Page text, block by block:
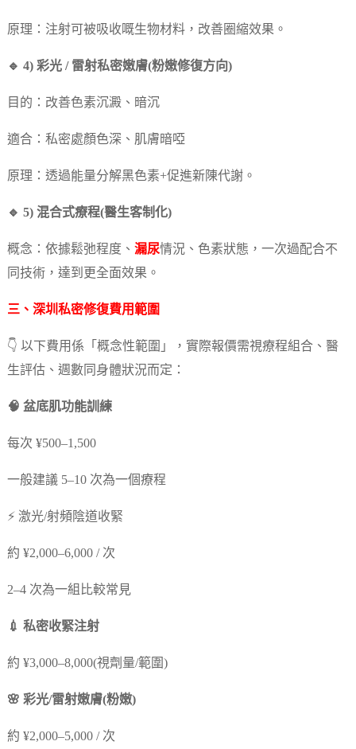
原理：注射可被吸收嘅生物材料，改善圈縮效果。
🔹 4) 彩光 / 雷射私密嫩膚(粉嫩修復方向)
目的：改善色素沉澱、暗沉
適合：私密處顏色深、肌膚暗啞
原理：透過能量分解黑色素+促進新陳代謝。
🔹 5) 混合式療程(醫生客制化)
概念：依據鬆弛程度、 漏尿情況、色素狀態，一次過配合不
同技術，達到更全面效果。
三、深圳私密修復費用範圍
👇 以下費用係「概念性範圍」，實際報價需視療程組合、醫
生評估、週數同身體狀況而定：
🧠 盆底肌功能訓練
每次 ¥500–1,500
一般建議 5–10 次為一個療程
⚡ 激光/射頻陰道收緊
約 ¥2,000–6,000 / 次
2–4 次為一組比較常見
💉 私密收緊注射
約 ¥3,000–8,000(視劑量/範圍)
🌸 彩光/雷射嫩膚(粉嫩)
約 ¥2,000–5,000 / 次